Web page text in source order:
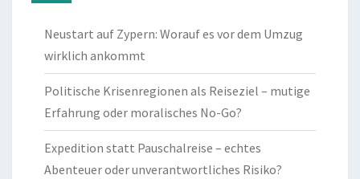
Neustart auf Zypern: Worauf es vor dem Umzug
wirklich ankommt
Politische Krisenregionen als Reiseziel – mutige
Erfahrung oder moralisches No-Go?
Expedition statt Pauschalreise – echtes
Abenteuer oder unverantwortliches Risiko?